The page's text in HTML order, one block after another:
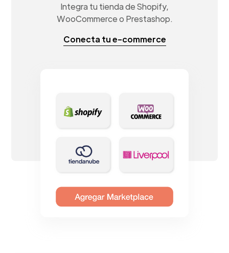
Integra tu tienda de Shopify,
WooCommerce o Prestashop.
Conecta tu e-commerce